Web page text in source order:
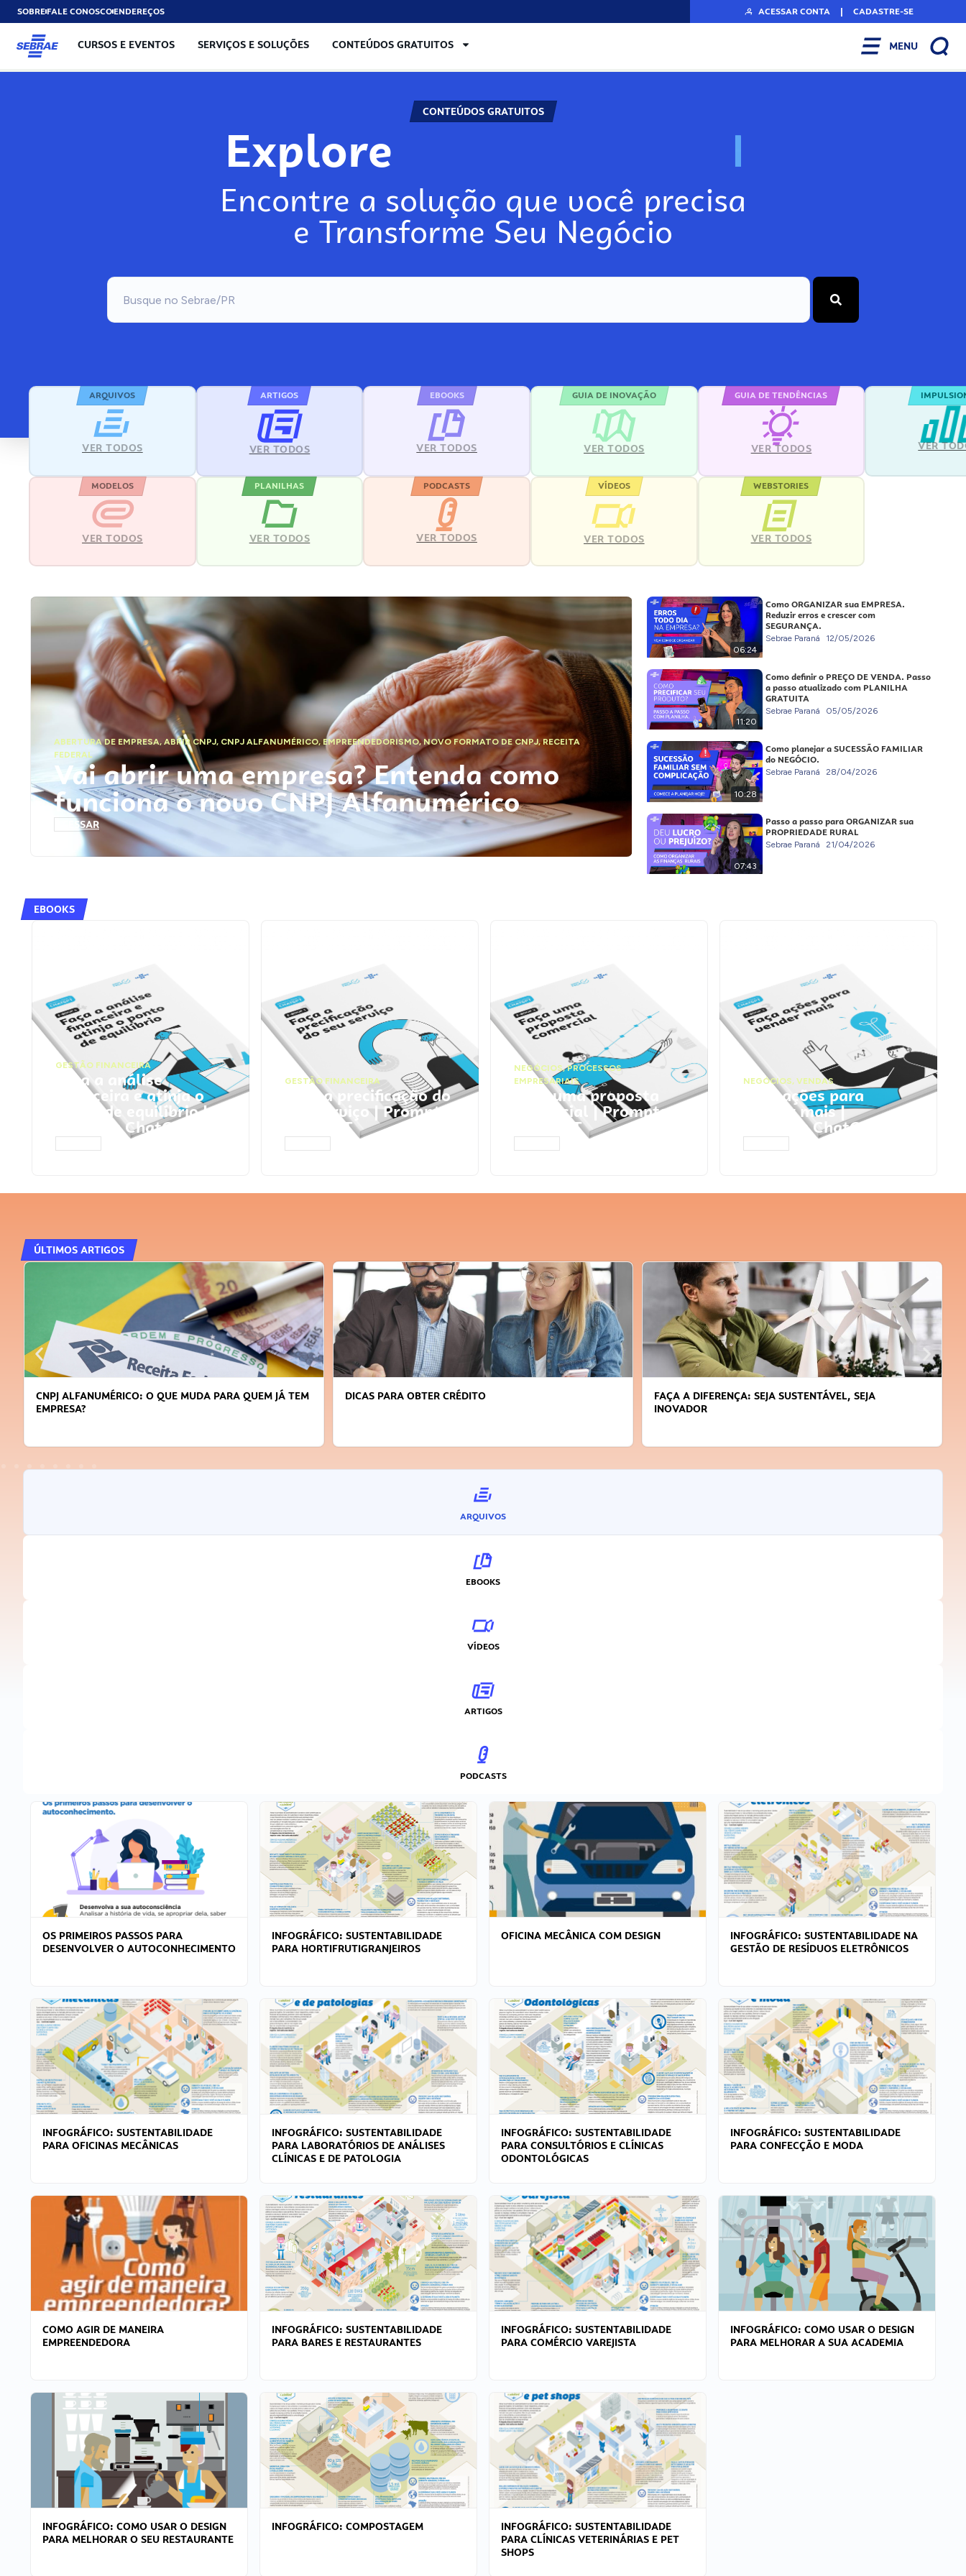
SOBREFALE CONOSCOENDEREÇOS ACESSAR CONTA | CADASTRE-SE
CURSOS E EVENTOS SERVIÇOS E SOLUÇÕES CONTEÚDOS GRATUITOS MENU
CONTEÚDOS GRATUITOS
Explore N
Encontre a solução que você precisa
e Transforme Seu Negócio
ARQUIVOS
VER TODOS
ARTIGOS
VER TODOS
EBOOKS
VER TODOS
GUIA DE INOVAÇÃO
VER TODOS
GUIA DE TENDÊNCIAS
VER TODOS VER
MODELOS
VER TODOS
PLANILHAS
VER TODOS
PODCASTS
VER TODOS
VÍDEOS
VER TODOS
WEBSTORIES
VER TODOS
ABERTURA DE EMPRESA,ABRIR CNPJ, CNPJ ALFANUMÉRICO, EMPREENDEDORISMO,NOVO FORMATO DE CNPJ,RECEITA
FEDERAL
Vai abrir uma empresa? Entenda como
funciona o novo CNPJ Alfanumérico
ACESSAR
06:24
Como ORGANIZAR sua EMPRESA.
Reduzir erros e crescer com
SEGURANÇA.
Sebrae Paraná 12/05/2026
11:20
Como definir o PREÇO DE VENDA. Passo
a passo atualizado com PLANILHA
GRATUITA
Sebrae Paraná 05/05/2026
10:28
Como planejar a SUCESSÃO FAMILIAR
do NEGÓCIO.
Sebrae Paraná 28/04/2026
07:43
Passo a passo para ORGANIZAR sua
PROPRIEDADE RURAL
Sebrae Paraná 21/04/2026
EBOOKS
GESTÃO FINANCEIRA
Faça a análise
financeira e atinja o
ponto de equilíbrio |
Prompts ChatGPT
GESTÃO FINANCEIRA
Faça a precificação do
seu serviço | Prompts
ChatGPT
NEGÓCIOS,PROCESSOS
EMPRESARIAIS
Faça uma proposta
comercial | Prompts
ChatGPT
NEGÓCIOS, VENDAS
Faça ações para
vender mais |
Prompts ChatGPT
ÚLTIMOS ARTIGOS
DICAS PARA OBTER CRÉDITO
FAÇA A DIFERENÇA: SEJA SUSTENTÁVEL, SEJA
APRENDA A GERENCIAR O SEU TEMPO
ARQUIVOS
EBOOKS
VÍDEOS
ARTIGOS
PODCASTS
OS PRIMEIROS PASSOS PARA
DESENVOLVER O AUTOCONHECIMENTO
INFOGRÁFICO: SUSTENTABILIDADE
PARA HORTIFRUTIGRANJEIROS
OFICINA MECÂNICA COM DESIGN
INFOGRÁFICO: SUSTENTABILIDADE NA
GESTÃO DE RESÍDUOS ELETRÔNICOS
INFOGRÁFICO: SUSTENTABILIDADE
PARA OFICINAS MECÂNICAS
INFOGRÁFICO: SUSTENTABILIDADE
PARA LABORATÓRIOS DE ANÁLISES
CLÍNICAS E DE PATOLOGIA
INFOGRÁFICO: SUSTENTABILIDADE
PARA CONSULTÓRIOS E CLÍNICAS
ODONTOLÓGICAS
INFOGRÁFICO: SUSTENTABILIDADE
PARA CONFECÇÃO E MODA
COMO AGIR DE MANEIRA
EMPREENDEDORA
INFOGRÁFICO: SUSTENTABILIDADE
PARA BARES E RESTAURANTES
INFOGRÁFICO: SUSTENTABILIDADE
PARA COMÉRCIO VAREJISTA
INFOGRÁFICO: COMO USAR O DESIGN
PARA MELHORAR A SUA ACADEMIA
INFOGRÁFICO: COMO USAR O DESIGN
PARA MELHORAR O SEU RESTAURANTE
INFOGRÁFICO: COMPOSTAGEM
INFOGRÁFICO: SUSTENTABILIDADE
PARA CLÍNICAS VETERINÁRIAS E PET
SHOPS